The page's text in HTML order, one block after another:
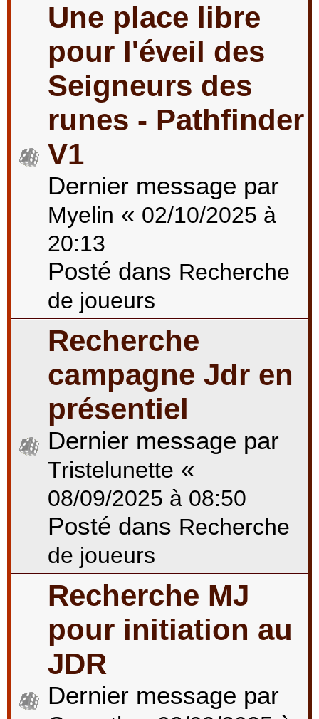
Une place libre
pour l'éveil des
Seigneurs des
runes - Pathfinder
V1
Dernier message par
Myelin « 02/10/2025 à
20:13
Posté dans Recherche
de joueurs
Recherche
campagne Jdr en
présentiel
Dernier message par
Tristelunette «
08/09/2025 à 08:50
Posté dans Recherche
de joueurs
Recherche MJ
pour initiation au
JDR
Dernier message par